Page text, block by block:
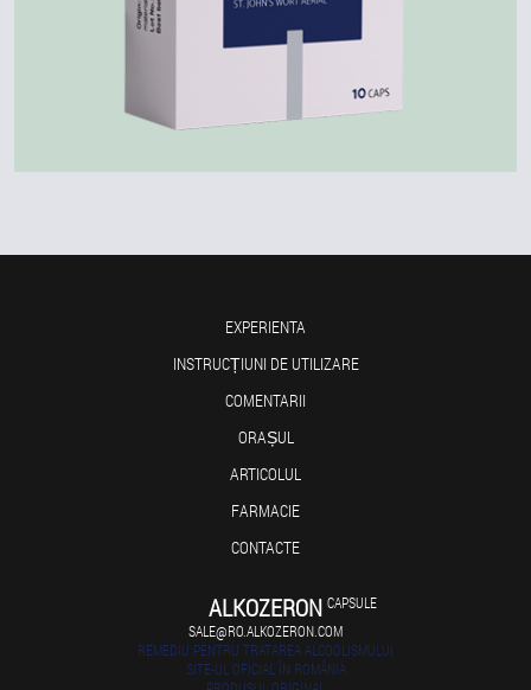
EXPERIENTA
INSTRUCȚIUNI DE UTILIZARE
COMENTARII
ORAȘUL
ARTICOLUL
FARMACIE
CONTACTE
ALKOZERON CAPSULE
SALE@RO.ALKOZERON.COM
REMEDIU PENTRU TRATAREA ALCOOLISMULUI
SITE-UL OFICIAL ÎN ROMÂNIA